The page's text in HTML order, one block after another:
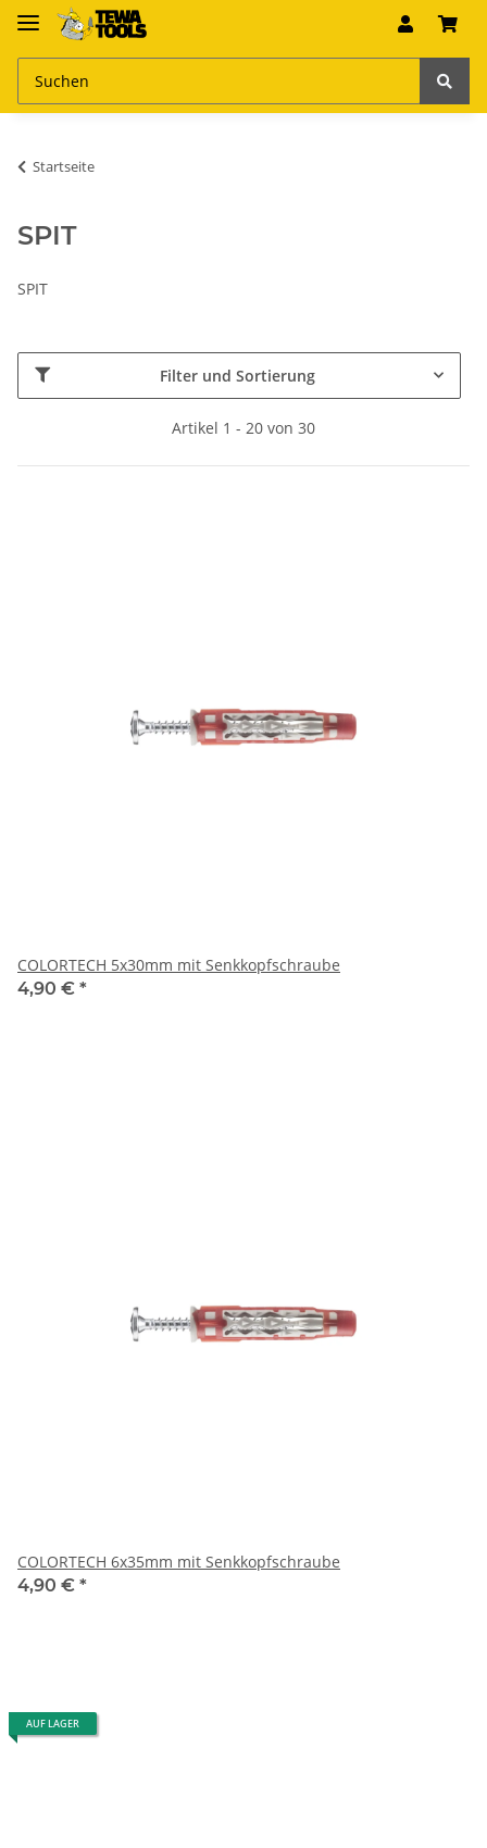
Startseite
SPIT
SPIT
Filter und Sortierung
Artikel 1 - 20 von 30
COLORTECH 5x30mm mit Senkkopfschraube
4,90 € *
COLORTECH 6x35mm mit Senkkopfschraube
4,90 € *
AUF LAGER